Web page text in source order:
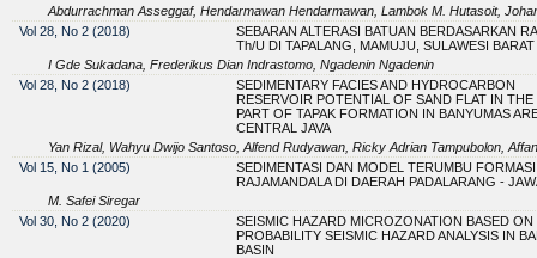
Abdurrachman Asseggaf, Hendarmawan Hendarmawan, Lambok M. Hutasoit,
Vol 28, No 2 (2018)
SEBARAN ALTERASI BATUAN BERDASARKAN
Th/U DI TAPALANG, MAMUJU, SULAWESI BARAT
I Gde Sukadana, Frederikus Dian Indrastomo, Ngadenin Ngadenin
Vol 28, No 2 (2018)
SEDIMENTARY FACIES AND HYDROCARBON
RESERVOIR POTENTIAL OF SAND FLAT IN THE
PART OF TAPAK FORMATION IN BANYUMAS
CENTRAL JAVA
Yan Rizal, Wahyu Dwijo Santoso, Alfend Rudyawan, Ricky Adrian Tampubolon,
Vol 15, No 1 (2005)
SEDIMENTASI DAN MODEL TERUMBU FORMASI
RAJAMANDALA DI DAERAH PADALARANG -
M. Safei Siregar
Vol 30, No 2 (2020)
SEISMIC HAZARD MICROZONATION BASED ON
PROBABILITY SEISMIC HAZARD ANALYSIS IN
BASIN